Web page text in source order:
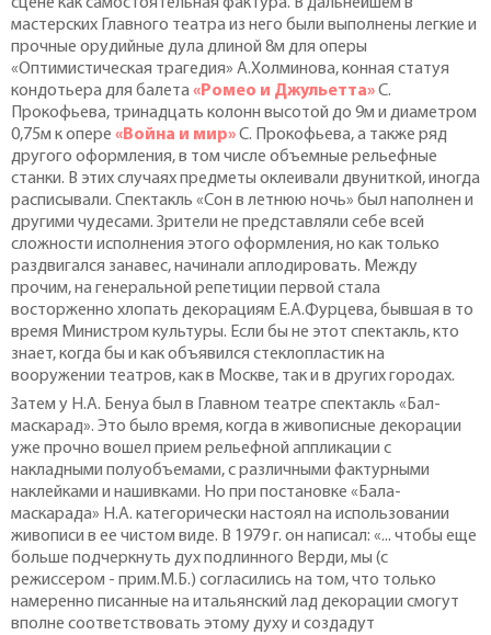
мастерских Главного театра из него были выполнены легкие и
прочные орудийные дула длиной 8м для оперы
«Оптимистическая трагедия» А.Холминова, конная статуя
кондотьера для балета«Ромео и Джульетта»С.
Прокофьева, тринадцать колонн высотой до 9м и диаметром
0,75м к опере «Война и мир»С. Прокофьева, а также ряд
другого оформления, в том числе объемные рельефные
станки. В этих случаях предметы оклеивали двуниткой, иногда
расписывали. Спектакль «Сон в летнюю ночь» был наполнен и
другими чудесами. Зрители не представляли себе всей
сложности исполнения этого оформления, но как только
раздвигался занавес, начинали аплодировать. Между
прочим, на генеральной репетиции первой стала
восторженно хлопать декорациям Е.А.Фурцева, бывшая в то
время Министром культуры. Если бы не этот спектакль, кто
знает, когда бы и как объявился стеклопластик на
вооружении театров, как в Москве, так и в других городах.
Затем у Н.А. Бенуа был в Главном театре спектакль «Бал-
маскарад». Это было время, когда в живописные декорации
уже прочно вошел прием рельефной аппликации с
накладными полуобъемами, с различными фактурными
наклейками и нашивками. Но при постановке «Бала-
маскарада» Н.А. категорически настоял на использовании
живописи в ее чистом виде. В 1979 г. он написал: «... чтобы еще
больше подчеркнуть дух подлинного Верди, мы (с
режиссером - прим.М.Б.) согласились на том, что только
намеренно писанные на итальянский лад декорации смогут
вполне соответствовать этому духу и создадут